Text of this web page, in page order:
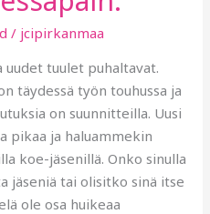
/ jcipirkanmaa
uudet tuulet puhaltavat.
täydessä työn touhussa ja
on suunnitteilla. Uusi
pikaa ja haluammekin
koe-jäsenillä. Onko sinulla
jäseniä tai olisitko sinä itse
ole osa huikeaa